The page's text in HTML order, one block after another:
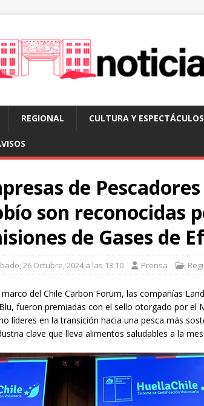
REGIONAL CULTURA Y ESPECTÁCULOS
de
son reconocidas
de Gases de
26 Octubre, 2024 a las 13:10 Prensa
marco del Chile Carbon Forum, las compañías
fueron premiadas con el sello otorgado por el
líderes en la transición hacia una pesca más
clave que lleva alimentos saludables a la